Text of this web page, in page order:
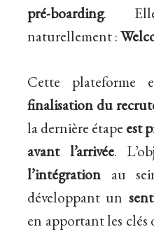
pré-boarding.
naturellement :
Cette plateforme
finalisation du
la dernière étape est
avant l’arrivée.
l’intégration au
développant un
en apportant les clés